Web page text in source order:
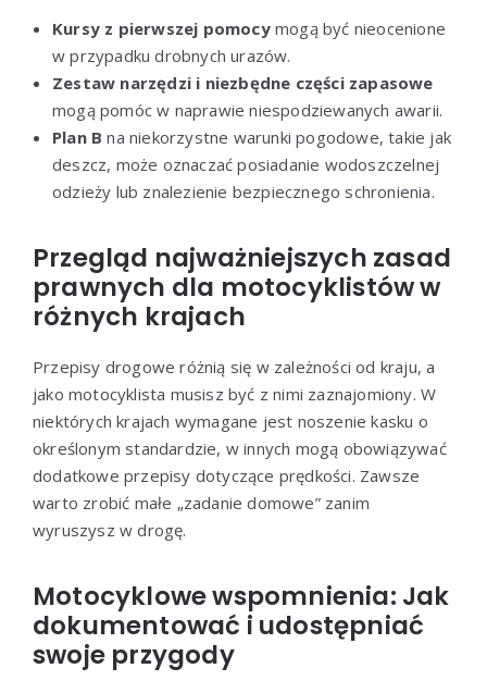
Kursy z pierwszej pomocymogą być nieocenione
w przypadku drobnych urazów.
Zestaw narzędzi i niezbędne części zapasowe
mogą pomóc w naprawie niespodziewanych awarii.
Plan B na niekorzystne warunki pogodowe, takie jak
deszcz, może oznaczać posiadanie wodoszczelnej
odzieży lub znalezienie bezpiecznego schronienia.
Przegląd najważniejszych zasad
prawnych dla motocyklistów w
różnych krajach
Przepisy drogowe różnią się w zależności od kraju, a
jako motocyklista musisz być z nimi zaznajomiony. W
niektórych krajach wymagane jest noszenie kasku o
określonym standardzie, w innych mogą obowiązywać
dodatkowe przepisy dotyczące prędkości. Zawsze
warto zrobić małe „zadanie domowe” zanim
wyruszysz w drogę.
Motocyklowe wspomnienia: Jak
dokumentować i udostępniać
swoje przygody